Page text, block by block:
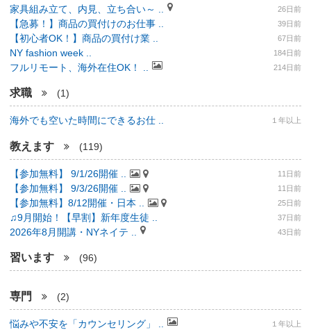
家具組み立て、内見、立ち合い～ .. 26日前
【急募！】商品の買付けのお仕事 .. 39日前
【初心者OK！】商品の買付け業 .. 67日前
NY fashion week .. 184日前
フルリモート、海外在住OK！ .. 214日前
求職 (1)
海外でも空いた時間にできるお仕 .. １年以上
教えます (119)
【参加無料】 9/1/26開催 .. 11日前
【参加無料】 9/3/26開催 .. 11日前
【参加無料】8/12開催・日本 .. 25日前
♫9月開始！【早割】新年度生徒 .. 37日前
2026年8月開講・NYネイテ .. 43日前
習います (96)
専門 (2)
悩みや不安を「カウンセリング」 .. １年以上